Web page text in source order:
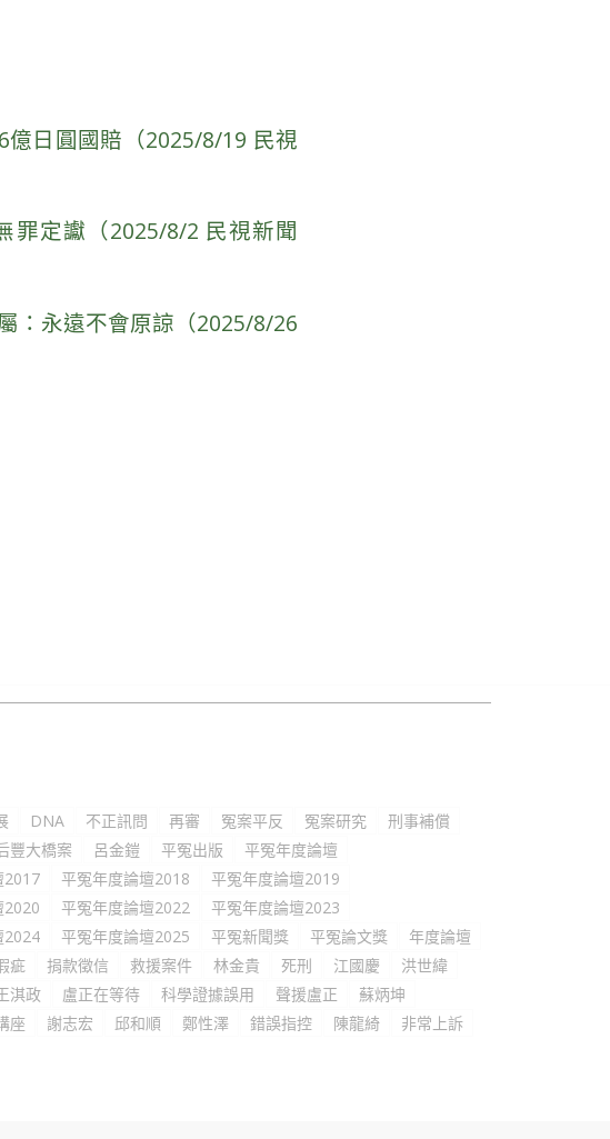
日圓國賠（2025/8/19 民視
定讞（2025/8/2 民視新聞
：永遠不會原諒（2025/8/26
DNA 不正訊問 再審 冤案平反 冤案研究
刑事補償
豐大橋案 呂金鎧 平冤出版
平冤年度論壇
2017
平冤年度論壇2018
平冤年度論壇2019
2020
平冤年度論壇2022
平冤年度論壇2023
2024
平冤年度論壇2025 平冤新聞獎 平冤論文獎
年度論壇
疵 捐款徵信 救援案件 林金貴 死刑 江國慶
洪世緯
淇政 盧正在等待 科學證據誤用 聲援盧正
蘇炳坤
座 謝志宏 邱和順 鄭性澤 錯誤指控 陳龍綺 非常上訴